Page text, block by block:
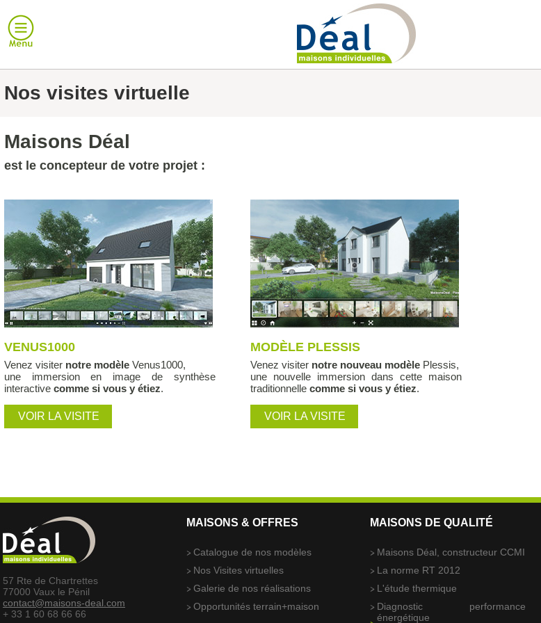
Nos visites virtuelle
Maisons Déal
est le concepteur de votre projet :
VENUS1000
Venez visiter notre modèle Venus1000,
une immersion en image de synthèse
interactive comme si vous y étiez.
VOIR LA VISITE
MODÈLE PLESSIS
Venez visiter notre nouveau modèle Plessis,
une nouvelle immersion dans cette maison
traditionnellecomme si vous y étiez.
VOIR LA VISITE
57 Rte de Chartrettes
77000 Vaux le Pénil
contact@maisons-deal.com
+ 33 1 60 68 66 66
MAISONS & OFFRES
Catalogue de nos modèles
Nos Visites virtuelles
Galerie de nos réalisations
Opportunités terrain+maison
MAISONS DE QUALITÉ
Maisons Déal, constructeur CCMI
La norme RT 2012
L'étude thermique
Diagnostic performance
énergétique